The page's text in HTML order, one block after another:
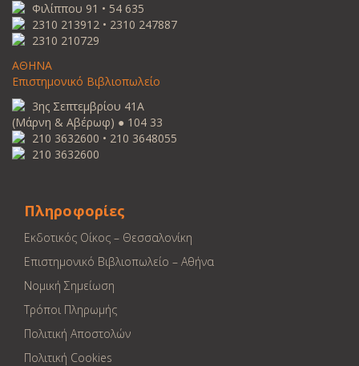
Φιλίππου 91 • 54 635
2310 213912 • 2310 247887
2310 210729
ΑΘΗΝΑ
Επιστημονικό Βιβλιοπωλείο
3ης Σεπτεμβρίου 41Α
(Μάρνη & Αβέρωφ) ● 104 33
210 3632600 • 210 3648055
210 3632600
Πληροφορίες
Εκδοτικός Οίκος – Θεσσαλονίκη
Επιστημονικό Βιβλιοπωλείο – Αθήνα
Νομική Σημείωση
Τρόποι Πληρωμής
Πολιτική Αποστολών
Πολιτική Cookies